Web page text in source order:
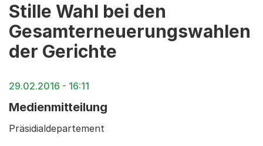
Stille Wahl bei den
Gesamterneuerungswahlen
der Gerichte
29.02.2016 - 16:11
Medienmitteilung
Präsidialdepartement